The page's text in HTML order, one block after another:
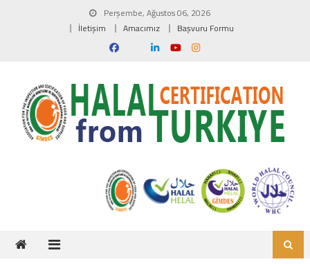
Perşembe, Ağustos 06, 2026
İletişim
Amacımız Başvuru Formu